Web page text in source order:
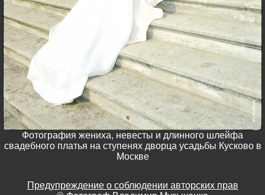
Фотография жениха, невесты и длинного шлейфа
свадебного платья на ступенях дворца усадьбы Кусково в
Москве
Предупреждение о соблюдении авторских прав